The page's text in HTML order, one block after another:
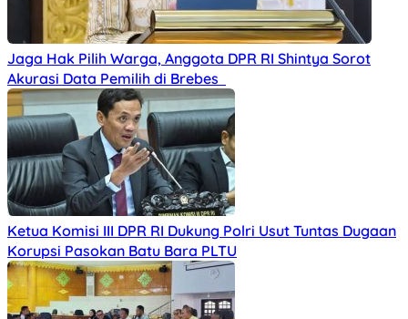
Jaga Hak Pilih Warga, Anggota DPR RI Shintya Sorot
Akurasi Data Pemilih di Brebes
Ketua Komisi III DPR RI Dukung Polri Usut Tuntas Dugaan
Korupsi Pasokan Batu Bara PLTU